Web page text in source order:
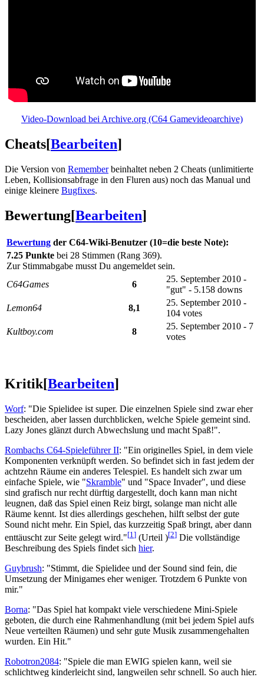
Video-Download bei Archive.org (C64 Gamevideoarchive)
Cheats[Bearbeiten]
Die Version von Rememberbeinhaltet neben 2 Cheats (unlimitierte
Leben, Kollisionsabfrage in den Fluren aus) noch das Manual und
einige kleinere Bugfixes.
Bewertung[Bearbeiten]
Bewertung der C64-Wiki-Benutzer (10=die beste Note):
7.25 Punkte bei 28 Stimmen (Rang 369).
Zur Stimmabgabe musst Du angemeldet sein.
C64Games
6
25. September 2010 -
"gut" - 5.158 downs
Lemon64
8,1
25. September 2010 -
104 votes
Kultboy.com
8
25. September 2010 - 7
votes
Kritik[Bearbeiten]
Worf: "Die Spielidee ist super. Die einzelnen Spiele sind zwar eher
bescheiden, aber lassen durchblicken, welche Spiele gemeint sind.
Lazy Jones glänzt durch Abwechslung und macht Spaß!".
Rombachs C64-Spieleführer II: "Ein originelles Spiel, in dem viele
Komponenten verknüpft werden. So befindet sich in fast jedem der
achtzehn Räume ein anderes Telespiel. Es handelt sich zwar um
einfache Spiele, wie "Skramble" und "Space Invader", und diese
sind grafisch nur recht dürftig dargestellt, doch kann man nicht
leugnen, daß das Spiel einen Reiz birgt, solange man nicht alle
Räume kennt. Ist dies allerdings geschehen, hilft selbst der gute
Sound nicht mehr. Ein Spiel, das kurzzeitig Spaß bringt, aber dann
enttäuscht zur Seite gelegt wird."[1 ] (Urteil )[2] Die vollständige
Beschreibung des Spiels findet sich hier.
Guybrush: "Stimmt, die Spielidee und der Sound sind fein, die
Umsetzung der Minigames eher weniger. Trotzdem 6 Punkte von
mir."
Borna: "Das Spiel hat kompakt viele verschiedene Mini-Spiele
geboten, die durch eine Rahmenhandlung (mit bei jedem Spiel aufs
Neue verteilten Räumen) und sehr gute Musik zusammengehalten
wurden. Ein Hit."
Robotron2084: "Spiele die man EWIG spielen kann, weil sie
schlichtweg kinderleicht sind, langweilen sehr schnell. So auch hier.